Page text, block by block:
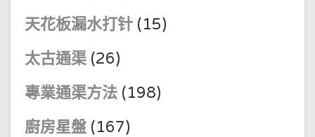
天花板漏水打针 (15)
太古通渠 (26)
專業通渠方法 (198)
廚房星盤 (167)